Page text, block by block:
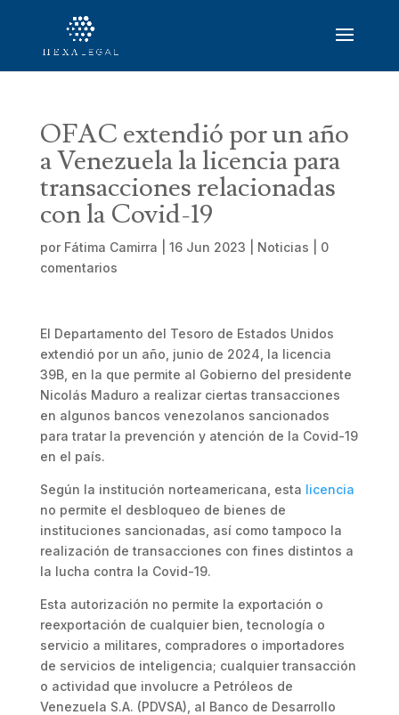
OFAC extendió por un año
a Venezuela la licencia para
transacciones relacionadas
con la Covid-19
por Fátima Camirra 16 Jun 2023 Noticias
0
comentarios
El Departamento del Tesoro de Estados Unidos
extendió por un año, junio de 2024, la licencia
39B, en la que permite al Gobierno del presidente
Nicolás Maduro a realizar ciertas transacciones
en algunos bancos venezolanos sancionados
para tratar la prevención y atención de la Covid-19
en el país.
Según la institución norteamericana, esta licencia
no permite el desbloqueo de bienes de
instituciones sancionadas, así como tampoco la
realización de transacciones con fines distintos a
la lucha contra la Covid-19.
Esta autorización no permite la exportación o
reexportación de cualquier bien, tecnología o
servicio a militares, compradores o importadores
de servicios de inteligencia; cualquier transacción
o actividad que involucre a Petróleos de
Venezuela S.A. (PDVSA), al Banco de Desarrollo